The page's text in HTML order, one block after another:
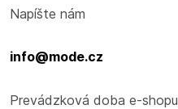
Napíšte nám
info@mode.cz
Prevádzková doba e-shopu